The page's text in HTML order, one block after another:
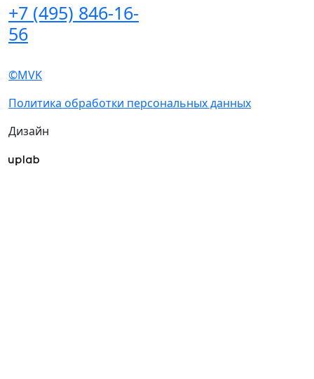
+7 (495) 846-16-
56
©MVK
Политика обработки персональных данных
Дизайн